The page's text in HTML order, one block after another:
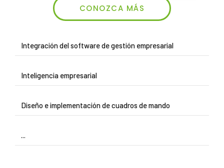
CONOZCA MÁS
Integración del software de gestión empresarial
Inteligencia empresarial
Diseño e implementación de cuadros de mando
...